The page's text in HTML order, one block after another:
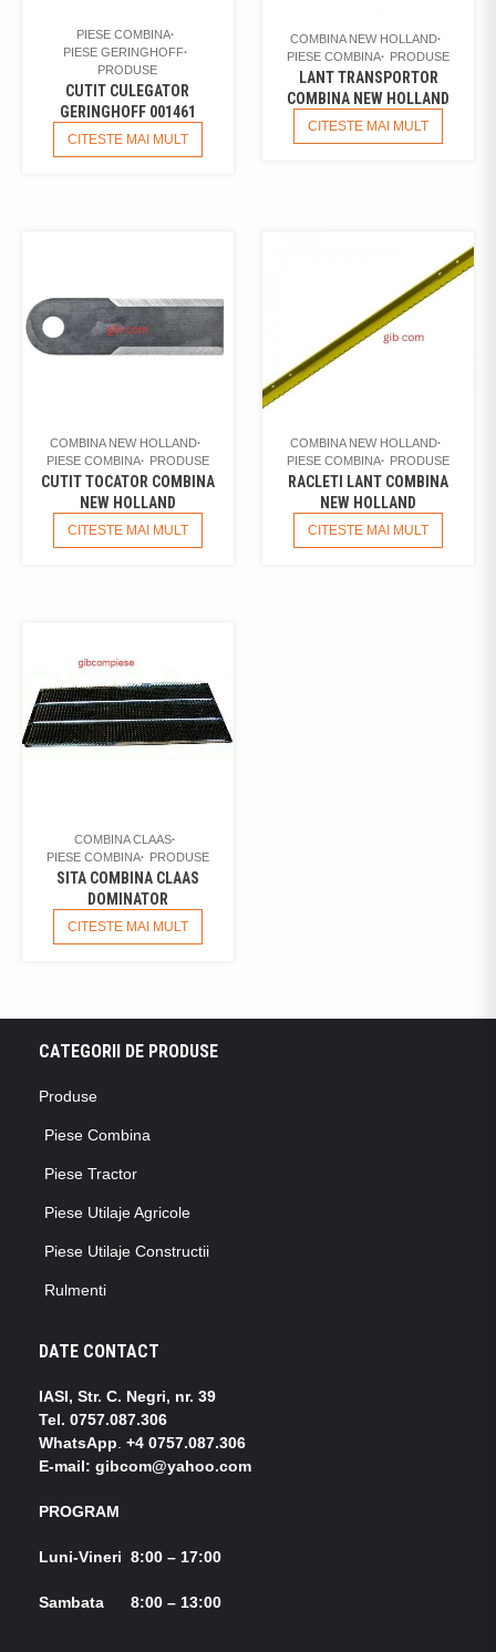
PIESE COMBINA
PIESE GERINGHOFF
PRODUSE
CUTIT CULEGATOR
GERINGHOFF 001461
CITESTE MAI MULT
COMBINA NEW HOLLAND
PIESE COMBINA
PRODUSE
LANT TRANSPORTOR
COMBINA NEW HOLLAND
CITESTE MAI MULT
COMBINA NEW HOLLAND
PIESE COMBINA
PRODUSE
CUTIT TOCATOR COMBINA
NEW HOLLAND
CITESTE MAI MULT
COMBINA NEW HOLLAND
PIESE COMBINA
PRODUSE
RACLETI LANT COMBINA
NEW HOLLAND
CITESTE MAI MULT
COMBINA CLAAS
PIESE COMBINA
PRODUSE
SITA COMBINA CLAAS
DOMINATOR
CITESTE MAI MULT
CATEGORII DE PRODUSE
Produse
Piese Combina
Piese Tractor
Piese Utilaje Agricole
Piese Utilaje Constructii
Rulmenti
DATE CONTACT
IASI, Str. C. Negri, nr. 39
Tel. 0757.087.306
WhatsApp +4 0757.087.306
E-mail: gibcom@yahoo.com
PROGRAM
Luni-Vineri 8:00 – 17:00
Sambata 8:00 – 13:00